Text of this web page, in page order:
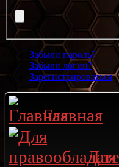
Забыли пароль?
Забыли логин?
Зарегистрироваться
Главная
Для